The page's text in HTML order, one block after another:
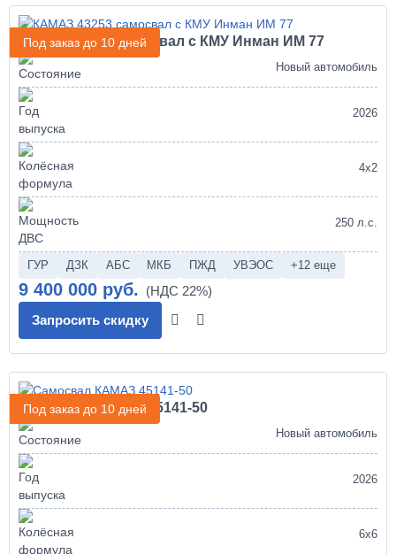
Под заказ до 10 дней
КАМАЗ 43253 самосвал с КМУ Инман ИМ 77
Новый автомобиль
2026
4х2
250 л.с.
ГУР ДЗК АБС МКБ ПЖД УВЭОС +12 еще
9 400 000 руб.
Запросить скидку
Под заказ до 10 дней
Самосвал КАМАЗ 45141-50
Новый автомобиль
2026
6х6